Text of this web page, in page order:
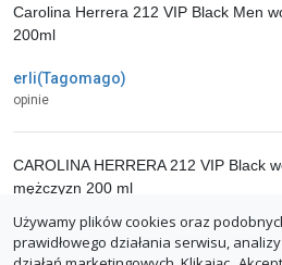
erli(Tagomago)
opinie
Carolina Herrera 212 VIP Black Men
200ml
notino.pl
opinie
CAROLINA HERRERA 212 VIP Black
mężczyzn 200 ml
Używamy plików cookies oraz
prawidłowego działania serwisu,